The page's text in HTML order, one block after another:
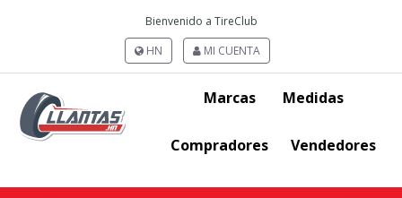
Bienvenido a TireClub
HN
MI CUENTA
Marcas Medidas
Compradores Vendedores